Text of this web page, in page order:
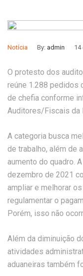
Notícia By: admin 14
O protesto dos
reúne 1.288 pedidos
de chefia conforme
Auditores/Fiscais da
A categoria busca
de trabalho, além de
aumento do quadro.
dezembro de 2021
ampliar e melhorar
regulamentar o
Porém, isso não
Além da diminuição
atividades
aduaneiras também